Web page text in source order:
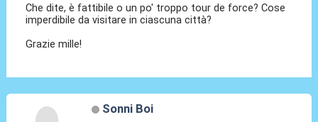
Che dite, è fattibile o un po' troppo tour de force? Cose
imperdibile da visitare in ciascuna città?
Grazie mille!
Sonni Boi